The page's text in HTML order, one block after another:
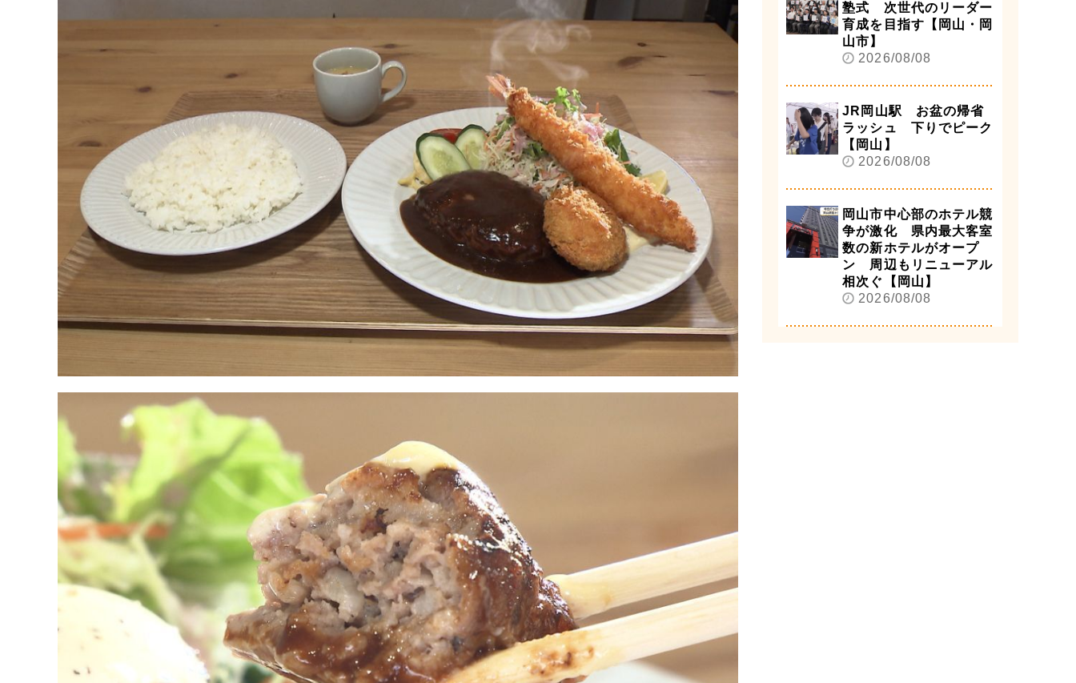
塾式 次世代のリーダー
育成を目指す【岡山・岡
山市】
2026/08/08
JR岡山駅 お盆の帰省
ラッシュ 下りでピーク
【岡山】
2026/08/08
岡山市中心部のホテル競
争が激化 県内最大客室
数の新ホテルがオープ
ン 周辺もリニューアル
相次ぐ【岡山】
2026/08/08